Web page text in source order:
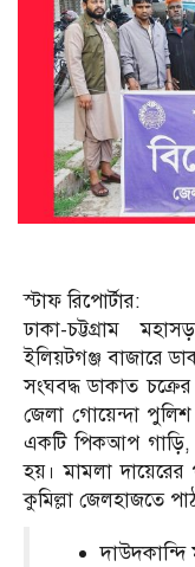
স্টাফ রিপোর্টার:
ঢাকা-চট্টগ্রাম
ইলিয়টগঞ্জ বাজারে
সংঘবদ্ধ ডাকাত
জেলা গোয়েন্দা
একটি পিকআপ গাড়ি,
হয়। মামলা দায়েরের
কুমিল্লা জেলহাজতে